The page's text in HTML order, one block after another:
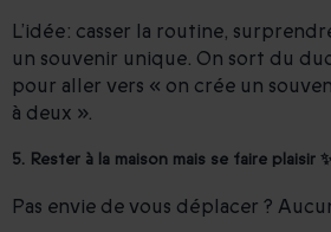
L’idée : casser la routine,
un souvenir unique. On sort du
pour aller vers « on crée un
à deux ».
5. Rester à la maison mais se faire plaisir
Pas envie de vous déplacer ?